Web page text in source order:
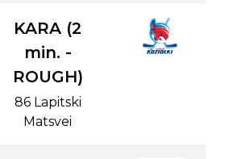
KARA (2
min. -
ROUGH)
86 Lapitski
Matsvei